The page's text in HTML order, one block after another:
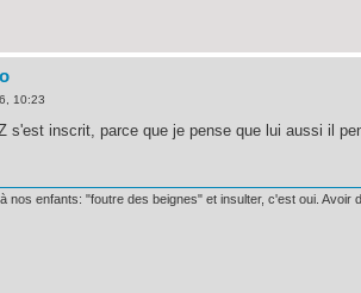
10:23
s'est inscrit, parce que je pense que lui aussi il
nos enfants: "foutre des beignes" et insulter, c'est oui. Avoir